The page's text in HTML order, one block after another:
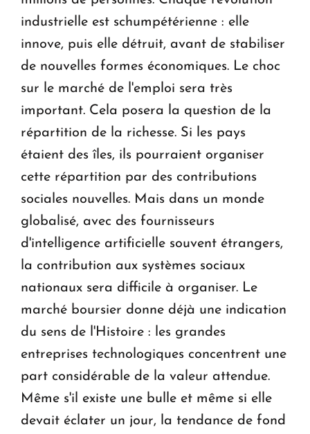
industrielle est schumpétérienne : elle
innove, puis elle détruit, avant de stabiliser
de nouvelles formes économiques. Le choc
sur le marché de l'emploi sera très
important. Cela posera la question de la
répartition de la richesse. Si les pays
étaient des îles, ils pourraient organiser
cette répartition par des contributions
sociales nouvelles. Mais dans un monde
globalisé, avec des fournisseurs
d'intelligence artificielle souvent étrangers,
la contribution aux systèmes sociaux
nationaux sera difficile à organiser. Le
marché boursier donne déjà une indication
du sens de l'Histoire : les grandes
entreprises technologiques concentrent une
part considérable de la valeur attendue.
Même s'il existe une bulle et même si elle
devait éclater un jour, la tendance de fond